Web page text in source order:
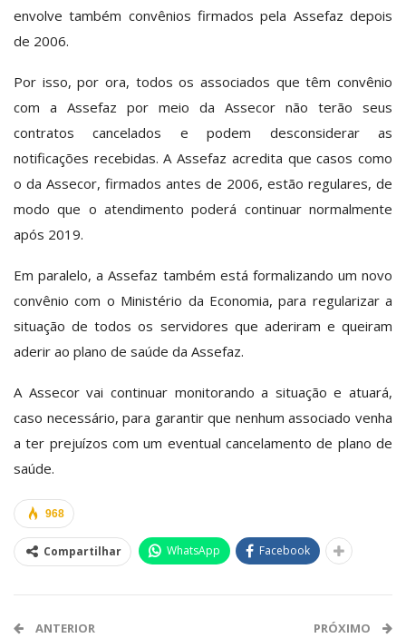
envolve também convênios firmados pela Assefaz depois
de 2006.
Por isso, por ora, todos os associados que têm convênio
com a Assefaz por meio da Assecor não terão seus
contratos cancelados e podem desconsiderar as
notificações recebidas. A Assefaz acredita que casos como
o da Assecor, firmados antes de 2006, estão regulares, de
modo que o atendimento poderá continuar normalmente
após 2019.
Em paralelo, a Assefaz também está formalizando um novo
convênio com o Ministério da Economia, para regularizar a
situação de todos os servidores que aderiram e queiram
aderir ao plano de saúde da Assefaz.
A Assecor vai continuar monitorando a situação e atuará,
caso necessário, para garantir que nenhum associado venha
a ter prejuízos com um eventual cancelamento de plano de
saúde.
968
Compartilhar WhatsApp Facebook
ANTERIOR PRÓXIMO